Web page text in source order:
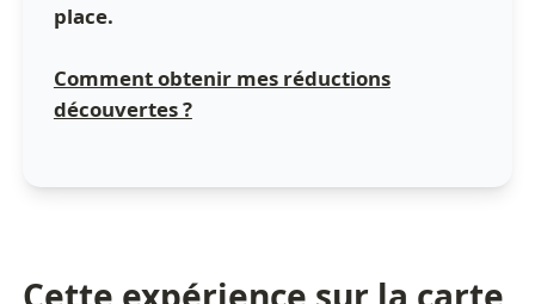
place.
Comment obtenir mes réductions
découvertes ?